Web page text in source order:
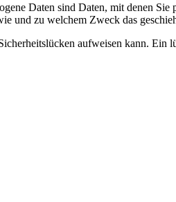
Daten sind Daten, mit denen
und zu welchem Zweck das
aufweisen kann.